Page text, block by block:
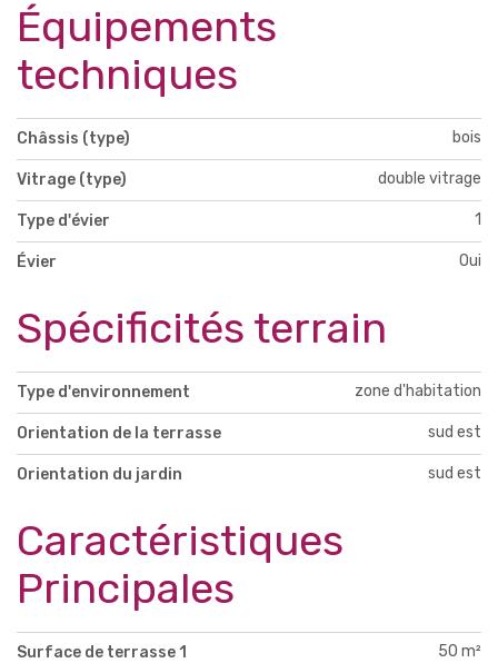
Équipements
techniques
Châssis (type) bois
Vitrage (type) double vitrage
Type d'évier 1
Évier Oui
Spécificités terrain
Type d'environnement zone d'habitation
Orientation de la terrasse sud est
Orientation du jardin sud est
Caractéristiques
Principales
Surface de terrasse 1 50 m²